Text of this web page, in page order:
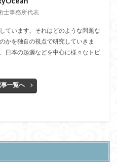
士事務所代表
ています。それはどのような問題な
かを独自の視点で研究していきま
日本の起源などを中心に様々なトピ
一覧へ